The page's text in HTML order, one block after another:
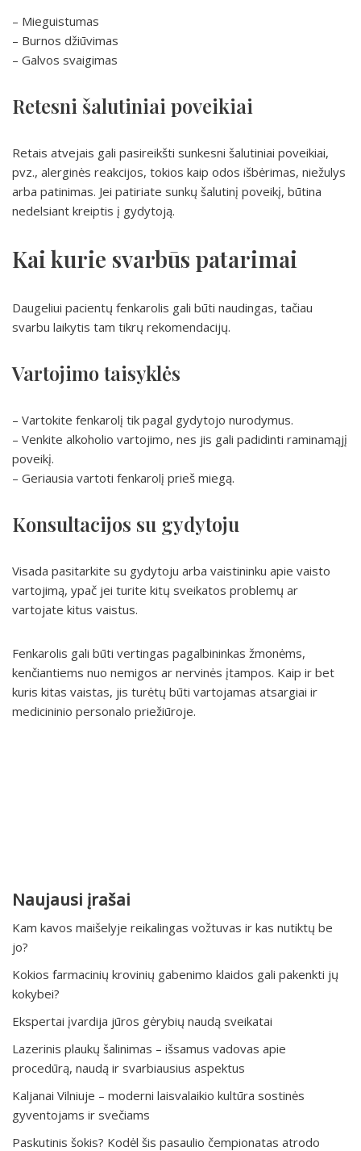
– Mieguistumas
– Burnos džiūvimas
– Galvos svaigimas
Retesni šalutiniai poveikiai
Retais atvejais gali pasireikšti sunkesni šalutiniai poveikiai,
pvz., alerginės reakcijos, tokios kaip odos išbėrimas, niežulys
arba patinimas. Jei patiriate sunkų šalutinį poveikį, būtina
nedelsiant kreiptis į gydytoją.
Kai kurie svarbūs patarimai
Daugeliui pacientų fenkarolis gali būti naudingas, tačiau
svarbu laikytis tam tikrų rekomendacijų.
Vartojimo taisyklės
– Vartokite fenkarolį tik pagal gydytojo nurodymus.
– Venkite alkoholio vartojimo, nes jis gali padidinti raminamąjį
poveikį.
– Geriausia vartoti fenkarolį prieš miegą.
Konsultacijos su gydytoju
Visada pasitarkite su gydytoju arba vaistininku apie vaisto
vartojimą, ypač jei turite kitų sveikatos problemų ar
vartojate kitus vaistus.
Fenkarolis gali būti vertingas pagalbininkas žmonėms,
kenčiantiems nuo nemigos ar nervinės įtampos. Kaip ir bet
kuris kitas vaistas, jis turėtų būti vartojamas atsargiai ir
medicininio personalo priežiūroje.
Naujausi įrašai
Kam kavos maišelyje reikalingas vožtuvas ir kas nutiktų be
jo?
Kokios farmacinių krovinių gabenimo klaidos gali pakenkti jų
kokybei?
Ekspertai įvardija jūros gėrybių naudą sveikatai
Lazerinis plaukų šalinimas – išsamus vadovas apie
procedūrą, naudą ir svarbiausius aspektus
Kaljanai Vilniuje – moderni laisvalaikio kultūra sostinės
gyventojams ir svečiams
Paskutinis šokis? Kodėl šis pasaulio čempionatas atrodo